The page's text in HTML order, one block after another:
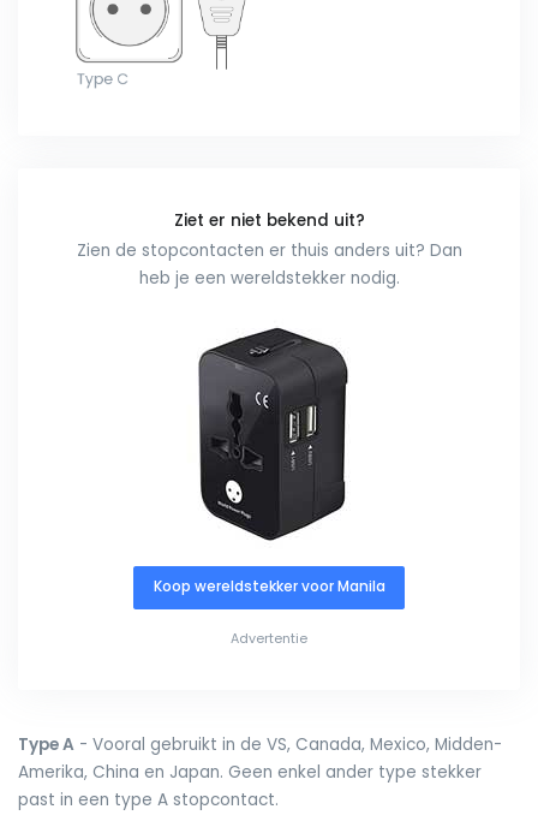
Ziet er niet bekend uit?
Zien de stopcontacten er thuis anders uit? Dan
heb je een wereldstekker nodig.
Koop wereldstekker voor Manila
Advertentie
Type A - Vooral gebruikt in de VS, Canada, Mexico, Midden-
Amerika, China en Japan. Geen enkel ander type stekker
past in een type A stopcontact.